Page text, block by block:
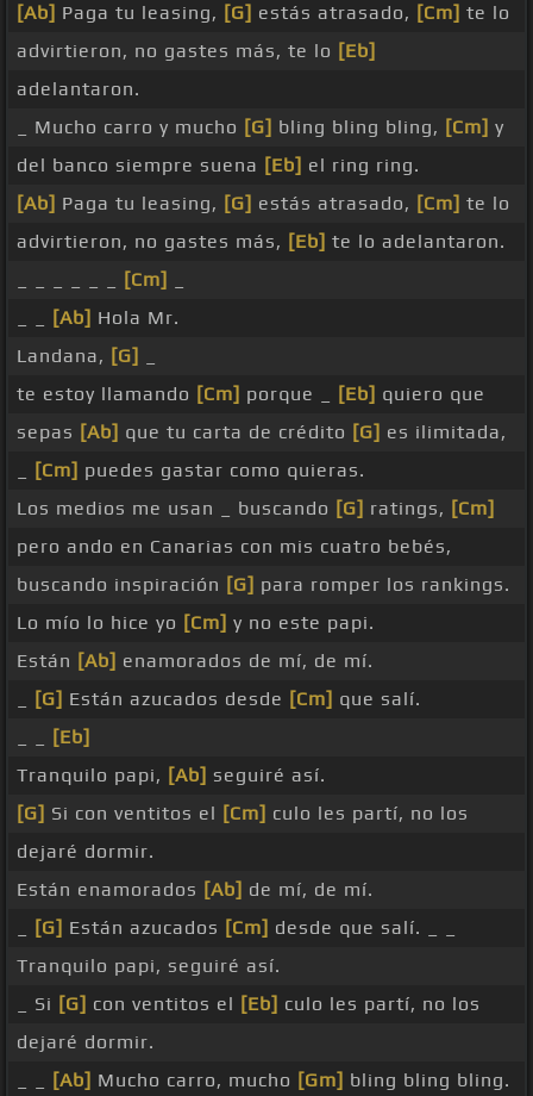
[Ab] Paga tu leasing, [G] estás atrasado, [Cm] te lo
advirtieron, no gastes más, te lo [Eb]
adelantaron.
_ Mucho carro y mucho [G] bling bling bling, [Cm] y
del banco siempre suena [Eb] el ring ring.
[Ab] Paga tu leasing, [G] estás atrasado, [Cm] te lo
advirtieron, no gastes más, [Eb] te lo adelantaron.
[Cm]
[Ab] Hola Mr.
Landana, [G]
te estoy llamando [Cm] porque _ [Eb] quiero que
sepas [Ab] que tu carta de crédito [G] es ilimitada,
[Cm] puedes gastar como quieras.
Los medios me usan _ buscando [G] ratings, [Cm]
pero ando en Canarias con mis cuatro bebés,
buscando inspiración [G] para romper los rankings.
Lo mío lo hice yo [Cm] y no este papi.
Están [Ab] enamorados de mí, de mí.
[G] Están azucados desde [Cm] que salí.
[Eb]
Tranquilo papi, [Ab] seguiré así.
[G] Si con ventitos el [Cm] culo les partí, no los
dejaré dormir.
Están enamorados [Ab] de mí, de mí.
[G] Están azucados [Cm] desde que salí. _ _
Tranquilo papi, seguiré así.
_ Si [G] con ventitos el [Eb] culo les partí, no los
dejaré dormir.
[Ab] Mucho carro, mucho [Gm] bling bling bling.